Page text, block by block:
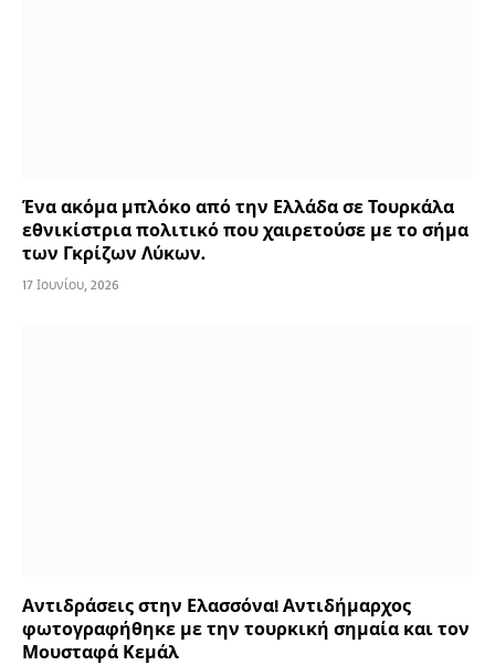
Ένα ακόμα μπλόκο από την Ελλάδα σε Τουρκάλα
εθνικίστρια πολιτικό που χαιρετούσε με το σήμα
των Γκρίζων Λύκων.
17 Ιουνίου, 2026
Αντιδράσεις στην Ελασσόνα! Αντιδήμαρχος
φωτογραφήθηκε με την τουρκική σημαία και τον
Μουσταφά Κεμάλ